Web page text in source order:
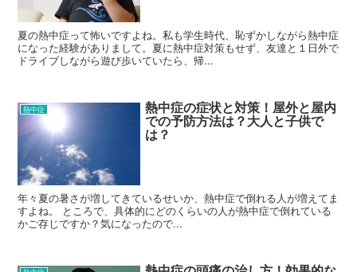
夏の熱中症って怖いですよね。私も学生時代、恥ずかしながら熱中症
になった経験がありまして。夏に熱中症対策もせず、友達と１日外で
ドライブしながら遊び歩いていたら、帰...
熱中症 熱中症の症状と対策！屋外と屋内
での予防方法は？大人と子供で
は？
年々夏の暑さが増してきているせいか、熱中症で倒れる人が増えてま
すよね。 ところで、具体的にどのくらいの人が熱中症で倒れている
かご存じですか？気になったので...